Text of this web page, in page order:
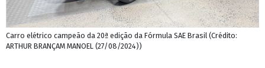
Carro elétrico campeão da 20ª edição da Fórmula SAE Brasil (Crédito:
ARTHUR BRANÇAM MANOEL (27/08/2024))